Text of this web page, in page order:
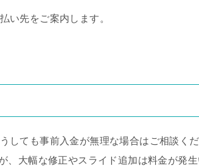
い先をご案内します。
しても事前入金が無理な場合はご相談く
大幅な修正やスライド追加は料金が発